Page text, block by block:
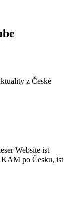
z České
Website ist
KAM po Česku, ist